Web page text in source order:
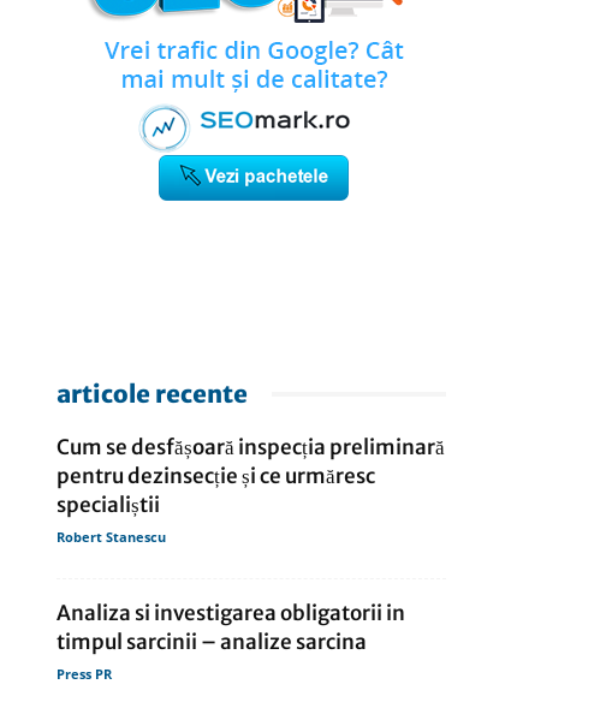
articole recente
Cum se desfășoară inspecția preliminară
pentru dezinsecție și ce urmăresc
specialiștii
Robert Stanescu
Analiza si investigarea obligatorii in
timpul sarcinii – analize sarcina
Press PR